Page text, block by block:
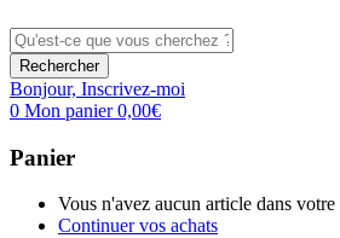
Rechercher
Bonjour, Inscrivez-moi
0 Mon panier0,00€
Panier
Vous n'avez aucun article dans votre
Continuer vos achats